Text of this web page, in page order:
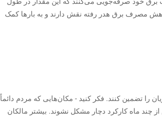
نباید فراموش کرد که سیستم‌های ۲۰ آمپری همچنان در کاهش مصرف برق هدر رفته نقش دارند و به بارها کمک
را تضمین کنند. فکر کنید - مکان‌هایی که مردم دائماً
چند ماه کارکرد دچار مشکل نشوند. بیشتر مالکان